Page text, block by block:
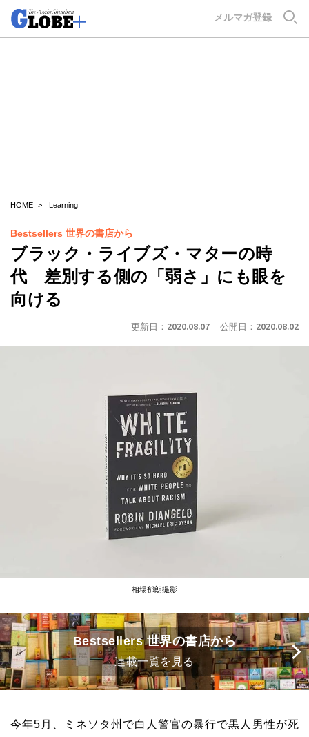
メルマガ登録
HOME Learning
Bestsellers 世界の書店から
ブラック・ライブズ・マターの時
代 差別する側の「弱さ」にも眼を
向ける
更新日： 2020.08.07 公開日： 2020.08.02
相場郁朗撮影
Bestsellers 世界の書店から
連載一覧を見る
今年5月、ミネソタ州で白人警官の暴行で黒人男性が死